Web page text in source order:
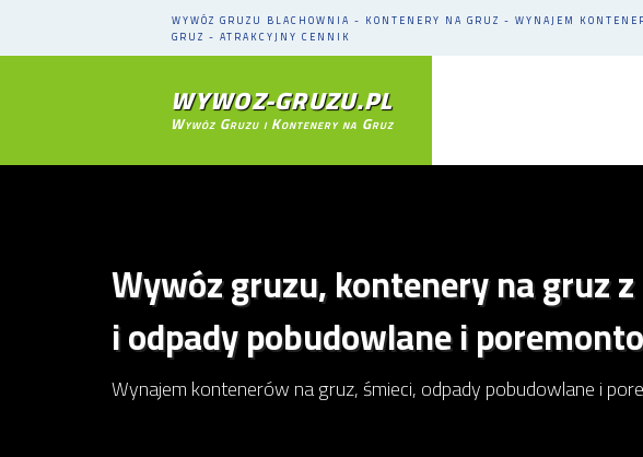
WYWÓZ GRUZU BLACHOWNIA - KONTENERY NA GRUZ - WYNAJEM
GRUZ - ATRAKCYJNY CENNIK
WYWOZ-GRUZU.PL
Wywóz Gruzu i Kontenery na Gruz
Wywóz gruzu, kontenery na gruz
i odpady pobudowlane i
Wynajem kontenerów na gruz, śmieci, odpady pobudowlane i